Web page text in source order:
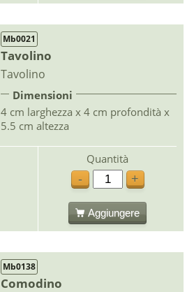
Mb0021
Tavolino
Tavolino
Dimensioni
4 cm larghezza x 4 cm profondità x
5.5 cm altezza
Quantità
-
+
Aggiungere
Mb0138
Comodino